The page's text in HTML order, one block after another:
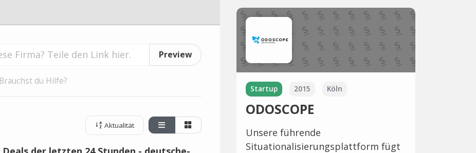
Preview
Brauchst du Hilfe?
Aktualität
Startup 2015 Köln
ODOSCOPE
Unsere führende
Situationalisierungsplattform fügt